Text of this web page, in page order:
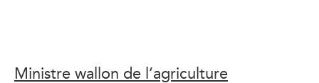
Ministre wallon de l’agriculture